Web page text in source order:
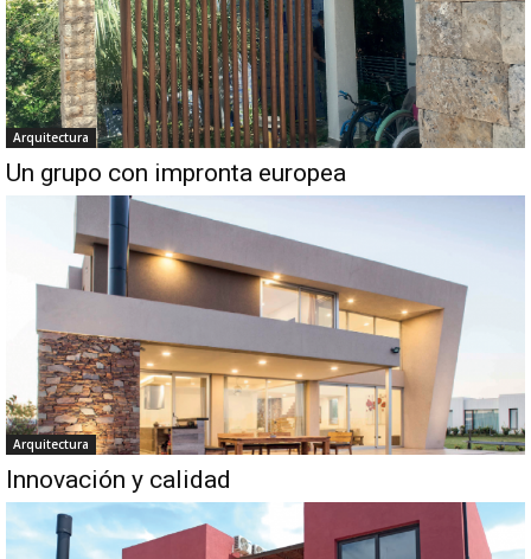
Arquitectura
Un grupo con impronta europea
Arquitectura
Innovación y calidad